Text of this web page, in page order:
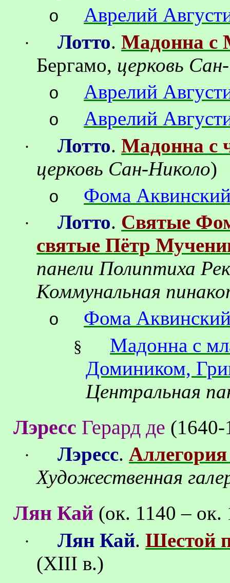
o Аврелий
· Лотто.Мадонна с
Бергамо, церковь
o Аврелий
o Аврелий
· Лотто.Мадонна с
церковь Сан-Николо)
o Фома
· Лотто. Святые
святые Пётр
панели Полиптиха
Коммунальная
o Фома
§
Мадонна с
Домиником,
Центральная
Лэресс Герард де (1640-
· Лэресс.
Художественная
Лян Кай (ок. 1140 – ок.
· Лян Кай.Шестой
(XIIIв.)